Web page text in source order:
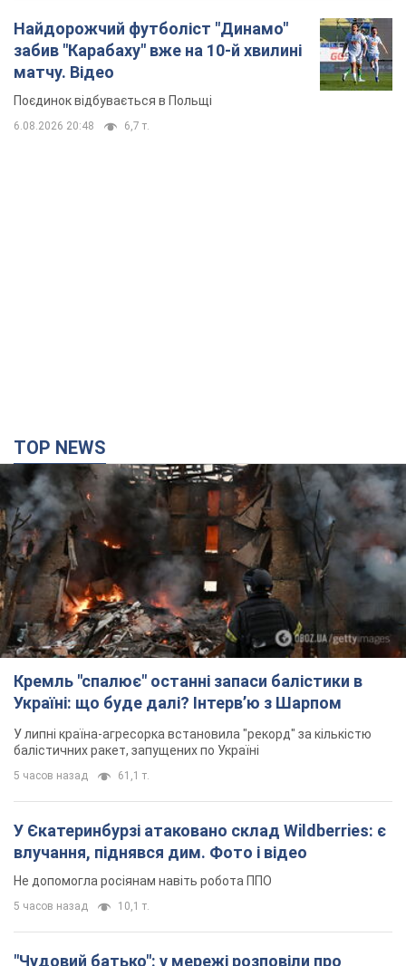
Найдорожчий футболіст "Динамо"
забив "Карабаху" вже на 10-й хвилині
матчу. Відео
Поєдинок відбувається в Польщі
6.08.2026 20:48 6,7 т.
TOP NEWS
Кремль "спалює" останні запаси балістики в
Україні: що буде далі? Інтерв’ю з Шарпом
У липні країна-агресорка встановила "рекорд" за кількістю
балістичних ракет, запущених по Україні
5 часов назад 61,1 т.
У Єкатеринбурзі атаковано склад Wildberries: є
влучання, піднявся дим. Фото і відео
Не допомогла росіянам навіть робота ППО
5 часов назад 10,1 т.
"Чудовий батько": у мережі розповіли про